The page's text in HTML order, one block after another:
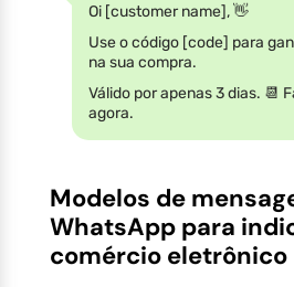
Oi [customer name], 👋
Use o código [code] para
na sua compra.
Válido por apenas 3 dias. 📆
agora.
Modelos de
WhatsApp para
comércio eletrônico